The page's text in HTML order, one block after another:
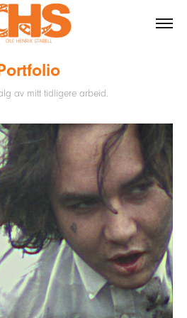
av mitt tidligere arbeid.